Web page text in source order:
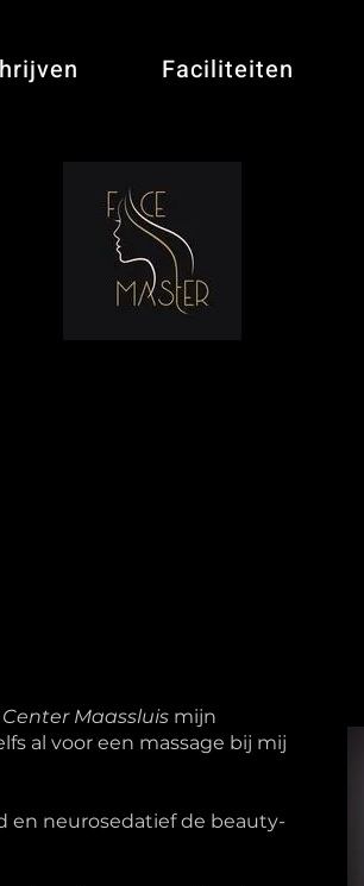
Faciliteiten
Maassluis mijn
al voor een massage bij mij
en neurosedatief de beauty-